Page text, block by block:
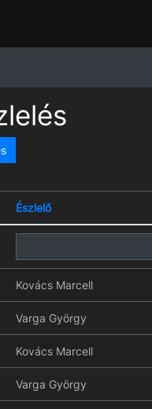
Észlelő
Kovács Marcell
Varga György
Kovács Marcell
Varga György